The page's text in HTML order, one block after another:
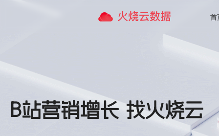
首
B站营销增长 找火烧云